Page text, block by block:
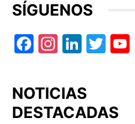
SÍGUENOS
Facebook
Instagram
LinkedIn
NOTICIAS
DESTACADAS